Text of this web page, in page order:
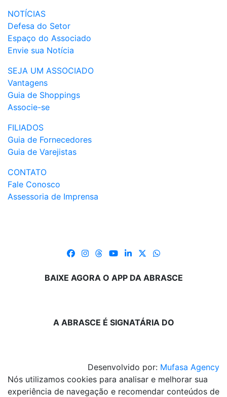
NOTÍCIAS
Defesa do Setor
Espaço do Associado
Envie sua Notícia
SEJA UM ASSOCIADO
Vantagens
Guia de Shoppings
Associe-se
FILIADOS
Guia de Fornecedores
Guia de Varejistas
CONTATO
Fale Conosco
Assessoria de Imprensa
BAIXE AGORA O APP DA ABRASCE
A ABRASCE É SIGNATÁRIA DO
Desenvolvido por: Mufasa Agency
Nós utilizamos cookies para analisar e melhorar sua
experiência de navegação e recomendar conteúdos de